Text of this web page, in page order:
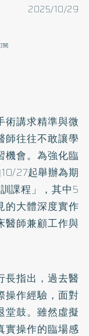
2025/10/29
閱
術講求精準與微
師往往不敢讓學
機會。為強化臨
27起舉辦為期
課程」，其中5
的大體深度實作
醫師兼顧工作與
長指出，過去醫
操作經驗，面對
堂鼓。雖然虛擬
實操作的臨場感